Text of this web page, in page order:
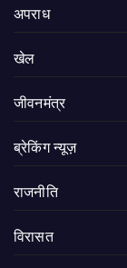
अपराध
खेल
जीवनमंत्र
ब्रेकिंग न्यूज़
राजनीति
‍‍विरासत